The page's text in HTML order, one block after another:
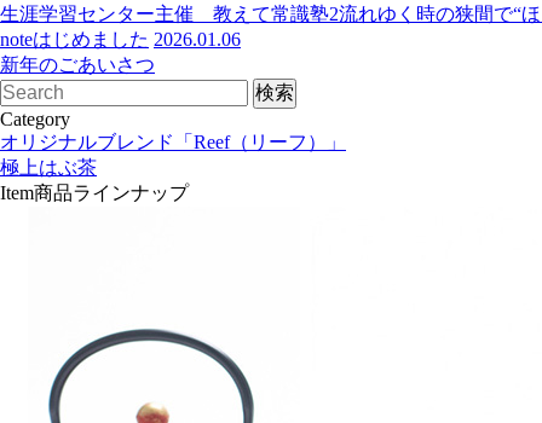
生涯学習センター主催 教えて常識塾2流れゆく時の狭間で“
noteはじめました 2026.01.06
新年のごあいさつ
Category
オリジナルブレンド「Reef（リーフ）」
極上はぶ茶
Item商品ラインナップ